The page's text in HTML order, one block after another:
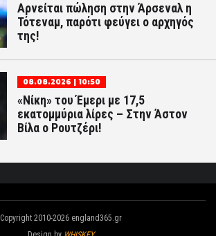
Αρνείται πώληση στην Άρσεναλ η
Τότεναμ, παρότι φεύγει ο αρχηγός
της!
08.08.2026 | 10:50
«Νίκη» του Έμερι με 17,5
εκατομμύρια λίρες – Στην Άστον
Βίλα ο Ρουτζέρι!
Copyright 2010-2026 england365.gr